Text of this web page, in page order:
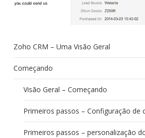
Zoho CRM – Uma Visão Geral
Começando
Visão Geral – Começando
Primeiros passos – Configuração de
Primeiros passos – personalização